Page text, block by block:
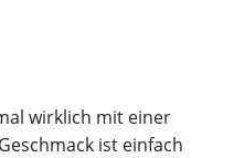
wirklich mit einer
ist einfach